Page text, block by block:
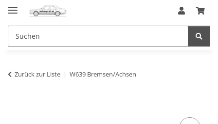
Zurück zur Liste W639 Bremsen/Achsen